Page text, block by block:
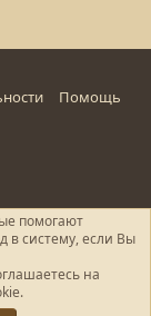
Помощь
помогают
в систему, если Вы
на